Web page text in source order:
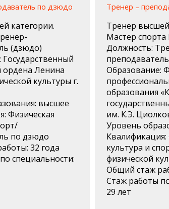
по дзюдо
категории.
(дзюдо)
Ленина
культуры г.
высшее
Физическая
по дзюдо
32 года
специальности:
Тренер –
Тренер
Мастер спорта
Должность:
Образование:
образования
им. К.Э.
Уровень
Квалификация:
культура и
физической
Общий стаж
Стаж работы
29 лет